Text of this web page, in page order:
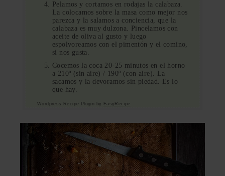
Pelamos y cortamos en rodajas la calabaza.
La colocamos sobre la masa como mejor nos
parezca y la salamos a conciencia, que la
calabaza es muy dulzona. Pincelamos con
aceite de oliva al gusto y luego
espolvoreamos con el pimentón y el comino,
si nos gusta.
Cocemos la coca 20-25 minutos en el horno
a 210º (sin aire) / 190º (con aire). La
sacamos y la devoramos sin piedad. Es lo
que hay.
Wordpress Recipe Plugin by EasyRecipe